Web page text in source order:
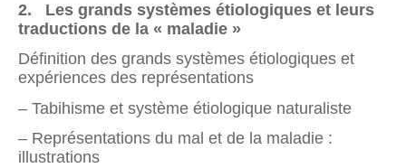
2. Les grands systèmes étiologiques et leurs
traductions de la « maladie »
Définition des grands systèmes étiologiques et
expériences des représentations
– Tabihisme et système étiologique naturaliste
– Représentations du mal et de la maladie :
illustrations